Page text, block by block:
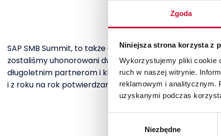
Zgoda
Niniejsza strona korzysta z
Wykorzystujemy pliki cookie
ruch w naszej witrynie.
reklamowym i analitycznym.
uzyskanymi podczas
Niezbędne
SAP SMB Summit, to także czas podsumowania
zostaliśmy uhonorowani dwiema statuetkami, które
długoletnim partnerom i klientom, którzy zaufali nam w
i z roku na rok potwierdzamy naszą wartość.